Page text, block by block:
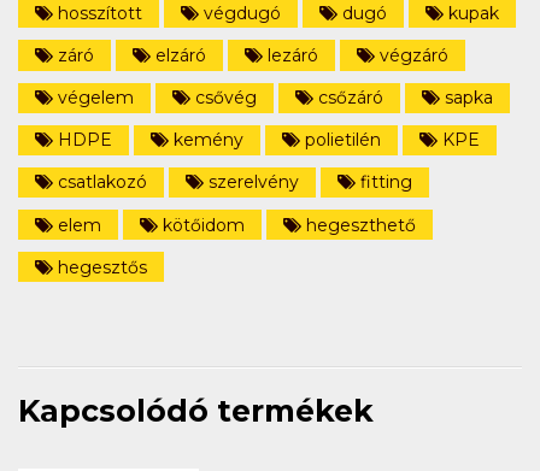
hosszított
végdugó dugó
kupak
záró
elzáró lezáró
végzáró
végelem
csővég csőzáró
sapka
HDPE
kemény polietilén
KPE
csatlakozó
szerelvény
fitting
elem
kötőidom
hegeszthető
hegesztős
Kapcsolódó termékek